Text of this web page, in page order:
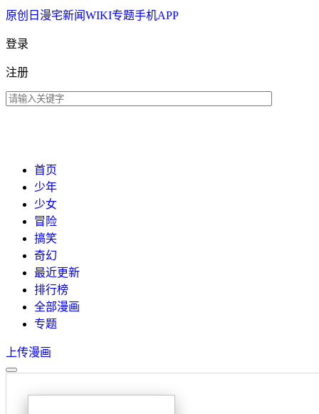
原创 日漫宅新闻WIKI专题手机APP
登录
注册
首页
少年
少女
冒险
搞笑
奇幻
最近更新
排行榜
全部漫画
专题
上传漫画